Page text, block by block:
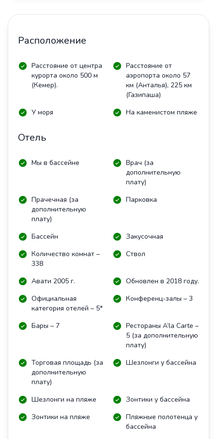
Расположение
Расстояние от центра
курорта около 500 м
(Кемер).
Расстояние от
аэропорта около 57
км (Анталья), 225 км
(Газипаша)
У моря
На каменистом пляже
Отель
Мы в бассейне
Врач (за
дополнительную
плату)
Прачечная (за
дополнительную
плату)
Парковка
Бассейн
Закусочная
Количество комнат –
338
Ствол
Авати 2005 г.
Обновлен в 2018 году.
Официальная
категория отелей – 5*
Конференц-залы – 3
Бары – 7
Рестораны A’la Carte –
5 (за дополнительную
плату)
Торговая площадь (за
дополнительную
плату)
Шезлонги у бассейна
Шезлонги на пляже
Зонтики у бассейна
Зонтики на пляже
Пляжные полотенца у
бассейна